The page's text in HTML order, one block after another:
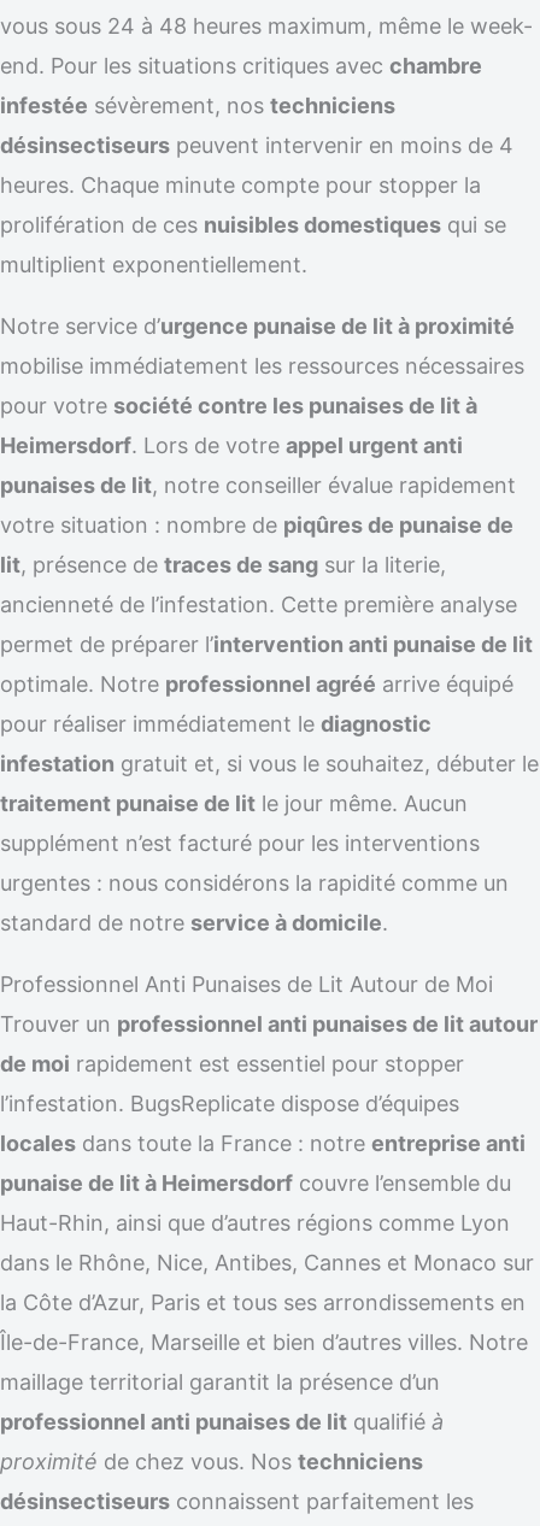
vous sous 24 à 48 heures maximum, même le week-
end. Pour les situations critiques avec chambre
infestée sévèrement, nos techniciens
désinsectiseurs peuvent intervenir en moins de 4
heures. Chaque minute compte pour stopper la
prolifération de ces nuisibles domestiques qui se
multiplient exponentiellement.
Notre service d’urgence punaise de lit à proximité
mobilise immédiatement les ressources nécessaires
pour votre société contre les punaises de lit à
Heimersdorf. Lors de votre appel urgent anti
punaises de lit, notre conseiller évalue rapidement
votre situation : nombre de piqûres de punaise de
lit, présence de traces de sang sur la literie,
ancienneté de l’infestation. Cette première analyse
permet de préparer l’intervention anti punaise de lit
optimale. Notre professionnel agréé arrive équipé
pour réaliser immédiatement le diagnostic
infestation gratuit et, si vous le souhaitez, débuter le
traitement punaise de lit le jour même. Aucun
supplément n’est facturé pour les interventions
urgentes : nous considérons la rapidité comme un
standard de notre service à domicile.
Professionnel Anti Punaises de Lit Autour de Moi
Trouver un professionnel anti punaises de lit autour
de moi rapidement est essentiel pour stopper
l’infestation. BugsReplicate dispose d’équipes
locales dans toute la France : notre entreprise anti
punaise de lit à Heimersdorf couvre l’ensemble du
Haut-Rhin, ainsi que d’autres régions comme Lyon
dans le Rhône, Nice, Antibes, Cannes et Monaco sur
la Côte d’Azur, Paris et tous ses arrondissements en
Île-de-France, Marseille et bien d’autres villes. Notre
maillage territorial garantit la présence d’un
professionnel anti punaises de lit qualifié à
proximité de chez vous. Nos techniciens
désinsectiseurs connaissent parfaitement les